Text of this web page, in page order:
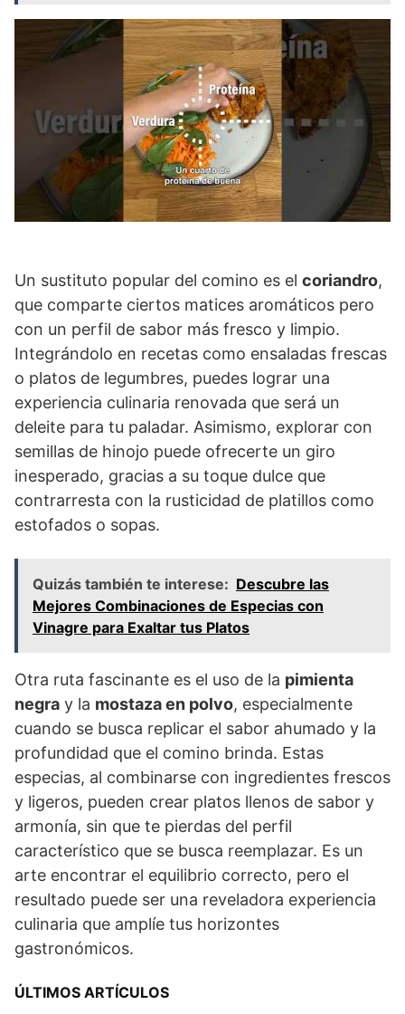
Un sustituto popular del comino es el coriandro,
que comparte ciertos matices aromáticos pero
con un perfil de sabor más fresco y limpio.
Integrándolo en recetas como ensaladas frescas
o platos de legumbres, puedes lograr una
experiencia culinaria renovada que será un
deleite para tu paladar. Asimismo, explorar con
semillas de hinojo puede ofrecerte un giro
inesperado, gracias a su toque dulce que
contrarresta con la rusticidad de platillos como
estofados o sopas.
Quizás también te interese: Descubre las
Mejores Combinaciones de Especias con
Vinagre para Exaltar tus Platos
Otra ruta fascinante es el uso de la pimienta
negra y la mostaza en polvo, especialmente
cuando se busca replicar el sabor ahumado y la
profundidad que el comino brinda. Estas
especias, al combinarse con ingredientes frescos
y ligeros, pueden crear platos llenos de sabor y
armonía, sin que te pierdas del perfil
característico que se busca reemplazar. Es un
arte encontrar el equilibrio correcto, pero el
resultado puede ser una reveladora experiencia
culinaria que amplíe tus horizontes
gastronómicos.
ÚLTIMOS ARTÍCULOS